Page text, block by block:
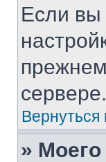
Если вы
Вернуться
» Моего